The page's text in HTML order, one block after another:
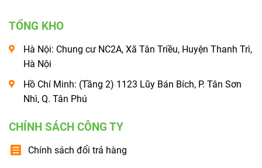
TỔNG KHO
Hà Nội: Chung cư NC2A, Xã Tân Triều, Huyện Thanh Trì,
Hà Nội
Hồ Chí Minh: (Tầng 2) 1123 Lũy Bán Bích, P. Tân Sơn
Nhì, Q. Tân Phú
CHÍNH SÁCH CÔNG TY
Chính sách đổi trả hàng